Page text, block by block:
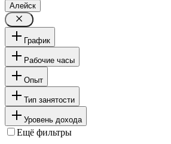
Алейск
График
Рабочие часы
Опыт
Тип занятости
Уровень дохода
Ещё фильтры